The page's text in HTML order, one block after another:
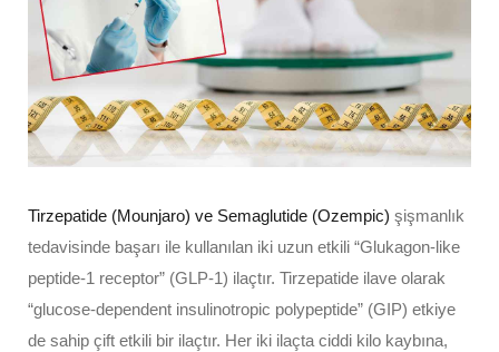
İLETİŞİM
T. 0212 225 88 40
F. 0212 224 51 35
iletisim@kalpsagliginiz.com
Soru Sor
Muayene
Tirzepatide (Mounjaro) ve Semaglutide (Ozempic) şişmanlık
tedavisinde başarı ile kullanılan iki uzun etkili “Glukagon-like
peptide-1 receptor” (GLP-1) ilaçtır. Tirzepatide ilave olarak
“glucose-dependent insulinotropic polypeptide” (GIP) etkiye
de sahip çift etkili bir ilaçtır. Her iki ilaçta ciddi kilo kaybına,
Açıklama
GÖNDER